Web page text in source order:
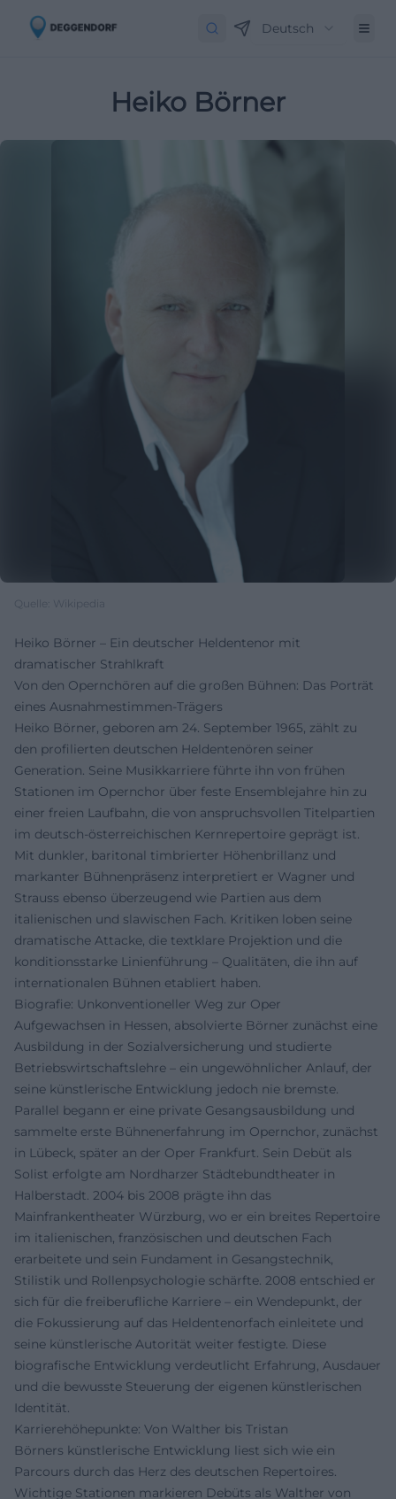
Deutsch
Heiko Börner
Quelle: Wikipedia
Heiko Börner – Ein deutscher Heldentenor mit
dramatischer Strahlkraft
Von den Opernchören auf die großen Bühnen: Das Porträt
eines Ausnahmestimmen-Trägers
Heiko Börner, geboren am 24. September 1965, zählt zu
den profilierten deutschen Heldentenören seiner
Generation. Seine Musikkarriere führte ihn von frühen
Stationen im Opernchor über feste Ensemblejahre hin zu
einer freien Laufbahn, die von anspruchsvollen Titelpartien
im deutsch-österreichischen Kernrepertoire geprägt ist.
Mit dunkler, baritonal timbrierter Höhenbrillanz und
markanter Bühnenpräsenz interpretiert er Wagner und
Strauss ebenso überzeugend wie Partien aus dem
italienischen und slawischen Fach. Kritiken loben seine
dramatische Attacke, die textklare Projektion und die
konditionsstarke Linienführung – Qualitäten, die ihn auf
internationalen Bühnen etabliert haben.
Biografie: Unkonventioneller Weg zur Oper
Aufgewachsen in Hessen, absolvierte Börner zunächst eine
Ausbildung in der Sozialversicherung und studierte
Betriebswirtschaftslehre – ein ungewöhnlicher Anlauf, der
seine künstlerische Entwicklung jedoch nie bremste.
Parallel begann er eine private Gesangsausbildung und
sammelte erste Bühnenerfahrung im Opernchor, zunächst
in Lübeck, später an der Oper Frankfurt. Sein Debüt als
Solist erfolgte am Nordharzer Städtebundtheater in
Halberstadt. 2004 bis 2008 prägte ihn das
Mainfrankentheater Würzburg, wo er ein breites Repertoire
im italienischen, französischen und deutschen Fach
erarbeitete und sein Fundament in Gesangstechnik,
Stilistik und Rollenpsychologie schärfte. 2008 entschied er
sich für die freiberufliche Karriere – ein Wendepunkt, der
die Fokussierung auf das Heldentenorfach einleitete und
seine künstlerische Autorität weiter festigte. Diese
biografische Entwicklung verdeutlicht Erfahrung, Ausdauer
und die bewusste Steuerung der eigenen künstlerischen
Identität.
Karrierehöhepunkte: Von Walther bis Tristan
Börners künstlerische Entwicklung liest sich wie ein
Parcours durch das Herz des deutschen Repertoires.
Wichtige Stationen markieren Debüts als Walther von